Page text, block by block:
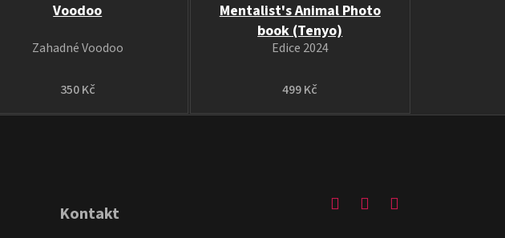
Voodoo
350 Kč
Zahadné Voodoo
Mentalist's Animal Photo
book (Tenyo)
499 Kč
Edice 2024
Kontakt